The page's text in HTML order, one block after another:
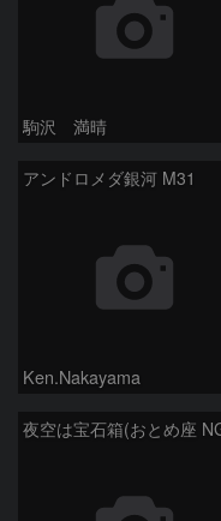
駒沢 満晴
アンドロメダ銀河 M31
Ken.Nakayama